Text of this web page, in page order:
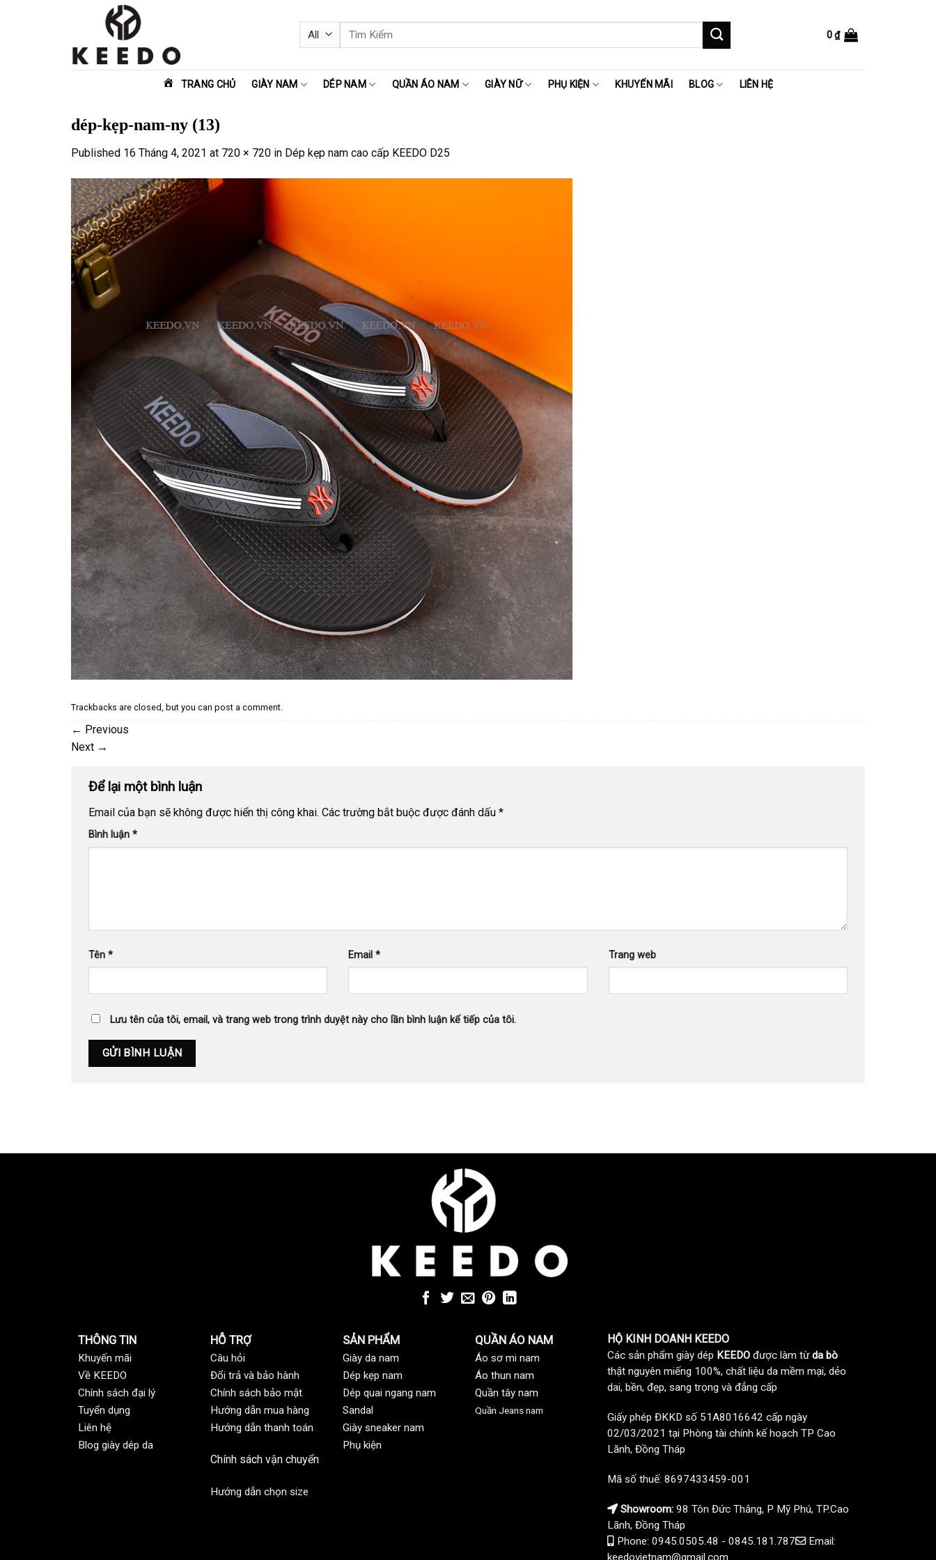
Tìm
kiếm:
0₫
TRANG CHỦ GIÀY NAM DÉP NAM QUẦN ÁO NAM GIÀY NỮ PHỤ KIỆN KHUYẾN MÃI BLOG LIÊN HỆ
dép-kẹp-nam-ny (13)
Published 16 Tháng 4, 2021 at 720 × 720 in Dép kẹp nam cao cấp KEEDO D25
Trackbacks are closed, but you can post a comment.
← Previous
Next →
Để lại một bình luận
Email của bạn sẽ không được hiển thị công khai. Các trường bắt buộc được đánh dấu *
Bình luận *
Tên * Email* Trang web
Lưu tên của tôi, email, và trang web trong trình duyệt này cho lần bình luận kế tiếp của tôi.
THÔNG TIN
Khuyến mãi
Về KEEDO
Chính sách đại lý
Tuyển dụng
Liên hệ
Blog giày dép da
HỖ TRỢ
Câu hỏi
Đổi trả và bảo hành
Chính sách bảo mật
Hướng dẫn mua hàng
Hướng dẫn thanh toán
Chính sách vận chuyển
Hướng dẫn chọn size
SẢN PHẨM
Giày da nam
Dép kẹp nam
Dép quai ngang nam
Sandal
Giày sneaker nam
Phụ kiện
QUẦN ÁO NAM
Áo sơ mi nam
Áo thun nam
Quần tây nam
Quần Jeans nam
HỘ KINH DOANH KEEDO
Các sản phẩm giày dép KEEDO được làm từda bò
thật nguyên miếng 100%, chất liệu da mềm mại, dẻo
dai, bền, đẹp, sang trọng và đẳng cấp
Giấy phép ĐKKD số 51A8016642 cấp ngày
02/03/2021 tại Phòng tài chính kế hoạch TP Cao
Lãnh, Đồng Tháp
Mã số thuế: 8697433459-001
Showroom: 98 Tôn Đức Thắng, P Mỹ Phú, TP.Cao
Lãnh, Đồng Tháp
Phone: 0945.0505.48 - 0845.181.787
Email:
keedovietnam@gmail.com